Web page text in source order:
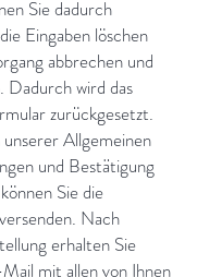
Sie dadurch
Eingaben löschen
abbrechen und
Dadurch wird das
zurückgesetzt.
Allgemeinen
und Bestätigung
Sie die
Nach
erhalten Sie
mit allen von Ihnen